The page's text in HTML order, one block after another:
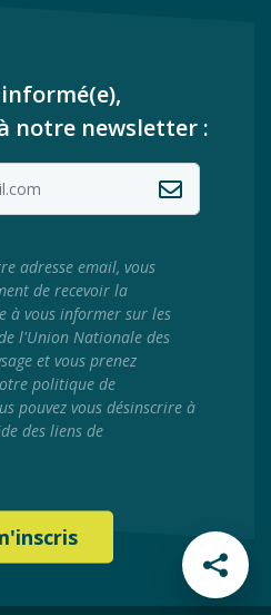
notre newsletter :
adresse email, vous
de recevoir la
à vous informer sur les
l'Union Nationale des
et vous prenez
politique de
pouvez vous désinscrire à
des liens de